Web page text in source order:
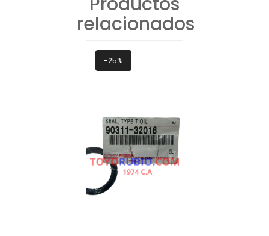
relacionados
-25%